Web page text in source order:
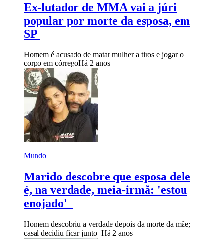
Ex-lutador de MMA vai a júri
popular por morte da esposa, em
SP
Homem é acusado de matar mulher a tiros e jogar o
corpo em córregoHá 2 anos
Mundo
Marido descobre que esposa dele
é, na verdade, meia-irmã: 'estou
enojado'
Homem descobriu a verdade depois da morte da mãe;
casal decidiu ficar junto Há 2 anos